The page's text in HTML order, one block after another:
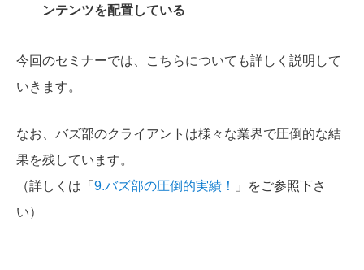
ンテンツを配置している
今回のセミナーでは、こちらについても詳しく説明して
いきます。
なお、バズ部のクライアントは様々な業界で圧倒的な結
果を残しています。
（詳しくは「 9.バズ部の圧倒的実績！
」をご参照下さ
い）